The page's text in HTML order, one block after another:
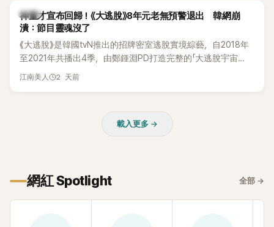
熱議。 2日播出的 SBS 綜藝節目《我的經紀人太難搞－秘書
鎮》，邀請同時兼顧工作與育兒的演藝圈代表「媽媽群」——李智
惠、李賢怡、李恩亨，以第13位「My Star」身分登場，分享最真
實的生活日常。 節目一開始，李瑞鎮 率先與李智惠會合，兩人
邊搭車邊聊天，氣氛輕鬆。聊到最近的新聞，李瑞鎮突然直球
發問：「妳不是上新聞了？說妳去做整形？是人中縮短手術嗎？」
開過記者會？」直接點名她當年的風波。李智惠聽了忍不住笑
術。她回憶：「拍了比基尼照片之後，就開始被說是不是去隆乳
韓星
神童才宣布回歸！《大逃脫》8年元老無預警退出 韓網崩
潰：節目靈魂沒了
《大逃脫》是韓國tvN推出的招牌密室逃脫實境綜藝，自2018年
至2021年共播出4季，由鄭鍾淵PD打造完整的「大逃脫宇宙
（DTCU）」，憑藉燒腦劇情、電影級場景與龐大世界觀，累積
江南美人 2 天前
載入更多 →
網紅 Spotlight 全部 →